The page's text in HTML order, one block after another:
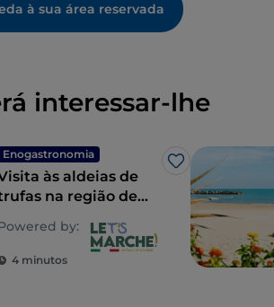
à sua área reservada
interessar-lhe
Enogastronomia
Gosto
às aldeias de
na região de
by:
4 minutos